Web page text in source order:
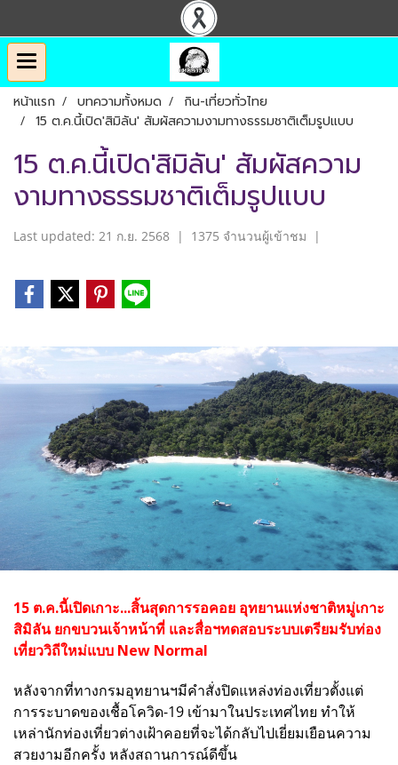
หน้าแรก บทความทั้งหมด
กิน-เที่ยวทั่วไทย
15 ต.ค.นี้เปิด'สิมิลัน'​ สัมผัสความงามทางธรรมชาติเต็มรูปแบบ
15 ต.ค.นี้เปิด'สิมิลัน'​ สัมผัสความ
งามทางธรรมชาติเต็มรูปแบบ
Last updated: 21 ก.ย. 2568 | 1375 จำนวนผู้เข้าชม |
15 ต.ค.นี้เปิดเกาะ...สิ้นสุดการรอคอย อุทยานแห่งชาติหมู่เกาะ
สิมิลัน​ ยกขบวนเจ้าหน้าที่ และสื่อฯทดสอบระบบเตรียมรับท่อง
เที่ยววิถีใหม่แบบ​ New​ Normal​
หลังจากที่ทางกรมอุทยานฯมีคำสั่งปิดแหล่งท่องเที่ยวตั้งแต่
การระบาดของเชื้อโควิด-19 เข้ามาในประเทศไทย ทำให้
เหล่านักท่องเที่ยวต่างเฝ้าคอยที่จะได้กลับไปเยี่ยมเยือนความ
สวยงามอีกครั้ง หลังสถานการณ์ดีขึ้น